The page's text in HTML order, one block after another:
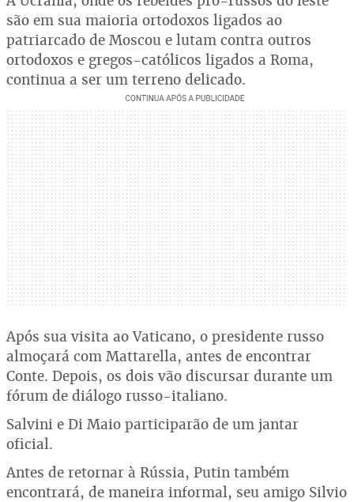
são em sua maioria ortodoxos ligados ao
patriarcado de Moscou e lutam contra outros
ortodoxos e gregos-católicos ligados a Roma,
continua a ser um terreno delicado.
Após sua visita ao Vaticano, o presidente russo
almoçará com Mattarella, antes de encontrar
Conte. Depois, os dois vão discursar durante um
fórum de diálogo russo-italiano.
Salvini e Di Maio participarão de um jantar
oficial.
Antes de retornar à Rússia, Putin também
encontrará, de maneira informal, seu amigo Silvio